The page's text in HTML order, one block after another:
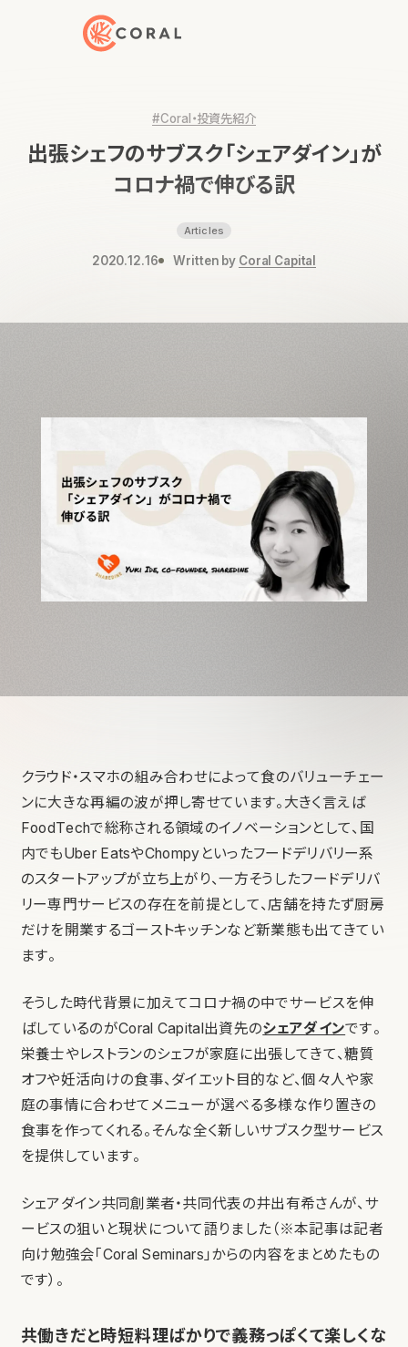
トップページへ戻る
#Coral・投資先紹介
出張シェフのサブスク「シェアダイン」が
コロナ禍で伸びる訳
Articles
2020.12.16 Written by Coral Capital
クラウド・スマホの組み合わせによって食のバリューチェー
ンに大きな再編の波が押し寄せています。大きく言えば
FoodTechで総称される領域のイノベーションとして、国
内でもUber EatsやChompyといったフードデリバリー系
のスタートアップが立ち上がり、一方そうしたフードデリバ
リー専門サービスの存在を前提として、店舗を持たず厨房
だけを開業するゴーストキッチンなど新業態も出てきてい
ます。
そうした時代背景に加えてコロナ禍の中でサービスを伸
ばしているのがCoral Capital出資先のシェアダインです。
栄養士やレストランのシェフが家庭に出張してきて、糖質
オフや妊活向けの食事、ダイエット目的など、個々人や家
庭の事情に合わせてメニューが選べる多様な作り置きの
食事を作ってくれる。そんな全く新しいサブスク型サービス
を提供しています。
シェアダイン共同創業者・共同代表の井出有希さんが、サ
ービスの狙いと現状について語りました（※本記事は記者
向け勉強会「Coral Seminars」からの内容をまとめたもの
です）。
共働きだと時短料理ばかりで義務っぽくて楽しくな